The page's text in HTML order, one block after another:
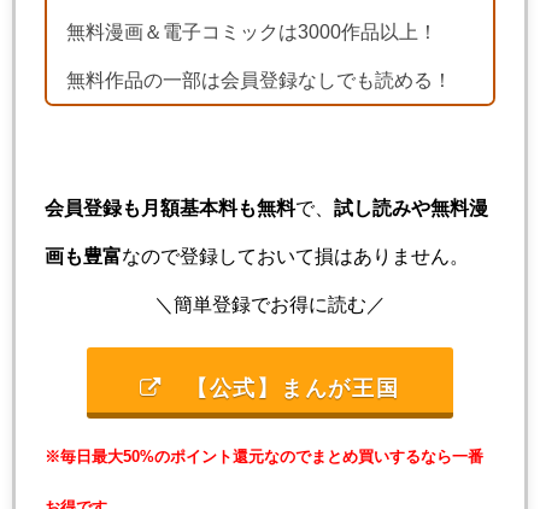
無料漫画＆電子コミックは3000作品以上！
無料作品の一部は会員登録なしでも読める！
会員登録も月額基本料も無料で、 試し読みや無料漫
画も豊富なので登録しておいて損はありません。
＼簡単登録でお得に読む／
【公式】まんが王国
※毎日最大50%のポイント還元なのでまとめ買いするなら一番